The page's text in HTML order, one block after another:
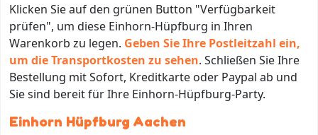
Klicken Sie auf den grünen Button "Verfügbarkeit
prüfen", um diese Einhorn-Hüpfburg in Ihren
Warenkorb zu legen. Geben Sie Ihre Postleitzahl ein,
um die Transportkosten zu sehen. Schließen Sie Ihre
Bestellung mit Sofort, Kreditkarte oder Paypal ab und
Sie sind bereit für Ihre Einhorn-Hüpfburg-Party.
Einhorn Hüpfburg Aachen